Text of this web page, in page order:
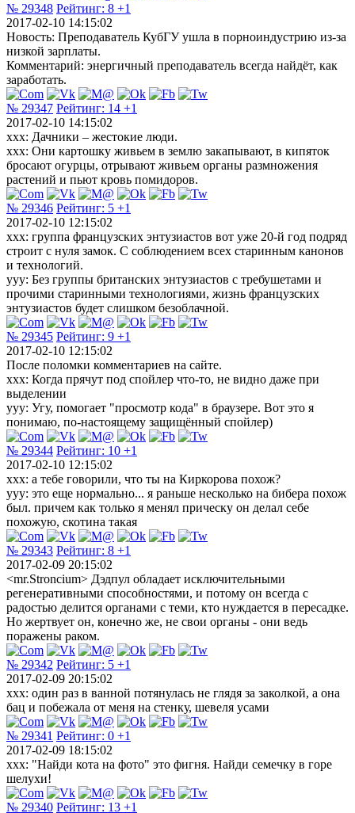
№ 29348 Рейтинг: 8 +1
2017-02-10 14:15:02
Новость: Преподаватель КубГУ ушла в порноиндустрию из-за
низкой зарплаты.
Комментарий: энергичный преподаватель всегда найдёт, как
заработать.
№ 29347 Рейтинг: 14 +1
2017-02-10 14:15:02
xxx: Дачники – жестокие люди.
xxx: Они картошку живьем в землю закапывают, в кипяток
бросают огурцы, отрывают живьем органы размножения
растений и пьют кровь помидоров.
№ 29346 Рейтинг: 5 +1
2017-02-10 12:15:02
xxx: группа французских энтузиастов вот уже 20-й год подряд
строит с нуля замок. С соблюдением всех старинным канонов
и технологий.
yyy: Без группы британских энтузиастов с требушетами и
прочими старинными технологиями, жизнь французских
энтузиастов будет слишком безоблачной.
№ 29345 Рейтинг: 9 +1
2017-02-10 12:15:02
После поломки комментариев на сайте.
xxx: Когда прячут под спойлер что-то, не видно даже при
выделении
yyy: Угу, помогает "просмотр кода" в браузере. Вот это я
понимаю, по-настоящему защищённый спойлер)
№ 29344 Рейтинг: 10 +1
2017-02-10 12:15:02
xxx: а тебе говорили, что ты на Киркорова похож?
yyy: это еще нормально... я раньше несколько на бибера похож
был. причем как только я менял прическу он делал себе
похожую, скотина такая
№ 29343 Рейтинг: 8 +1
2017-02-09 20:15:02
<mr.Stroncium> Дэдпул обладает исключительными
регенеративными способностями, и потому он всегда с
радостью делится органами с теми, кто нуждается в пересадке.
Но жертвует он, конечно же, не свои органы - они ведь
поражены раком.
№ 29342 Рейтинг: 5 +1
2017-02-09 20:15:02
xxx: один раз в ванной потянулась не глядя за заколкой, а она
бац и побежала от меня на стенку, шевеля усами
№ 29341 Рейтинг: 0 +1
2017-02-09 18:15:02
xxx: "Найди кота на фото" это фигня. Найди семечку в горе
шелухи!
№ 29340 Рейтинг: 13 +1